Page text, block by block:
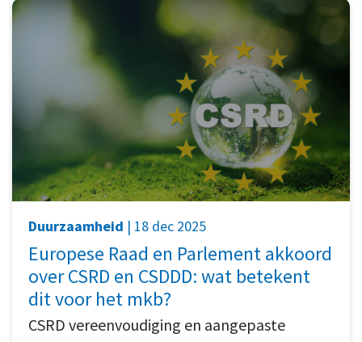
Duurzaamheid | 18 dec 2025
Europese Raad en Parlement akkoord
over CSRD en CSDDD: wat betekent
dit voor het mkb?
CSRD vereenvoudiging en aangepaste